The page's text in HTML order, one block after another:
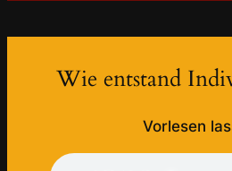
Wie entstand
Vorlesen